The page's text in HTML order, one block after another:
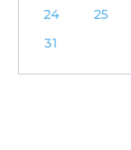
24
25
31